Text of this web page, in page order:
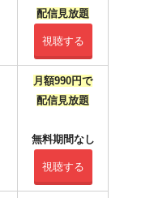
配信見放題
視聴する
月額990円で
配信見放題
無料期間なし
視聴する